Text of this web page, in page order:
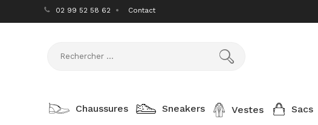
02 99 52 58 62 Contact
Chaussures Sneakers Vestes Sacs